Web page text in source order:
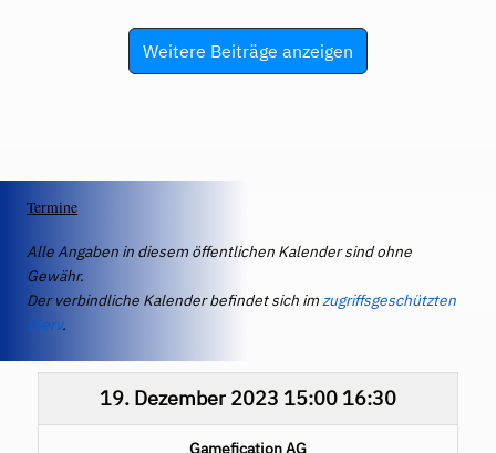
Weitere Beiträge anzeigen
Termine
Alle Angaben in diesem öffentlichen Kalender sind ohne
Gewähr.
Der verbindliche Kalender befindet sich imzugriffsgeschützten
IServ.
19. Dezember 2023 15:00 16:30
Gamefication AG